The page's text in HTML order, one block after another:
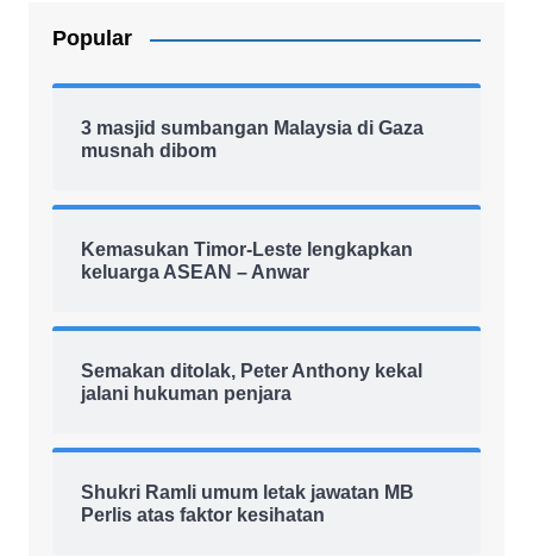
Popular
3 masjid sumbangan Malaysia di Gaza
musnah dibom
Kemasukan Timor-Leste lengkapkan
keluarga ASEAN – Anwar
Semakan ditolak, Peter Anthony kekal
jalani hukuman penjara
Shukri Ramli umum letak jawatan MB
Perlis atas faktor kesihatan